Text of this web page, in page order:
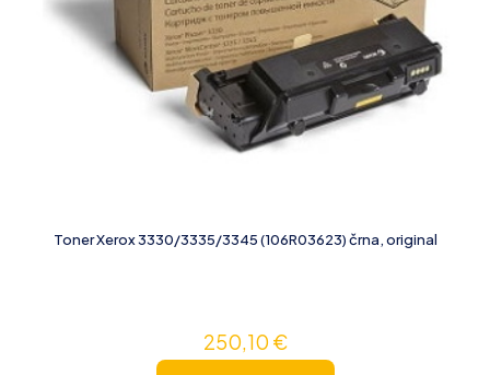
Toner Xerox 3330/3335/3345 (106R03623) črna, original
250,10 €